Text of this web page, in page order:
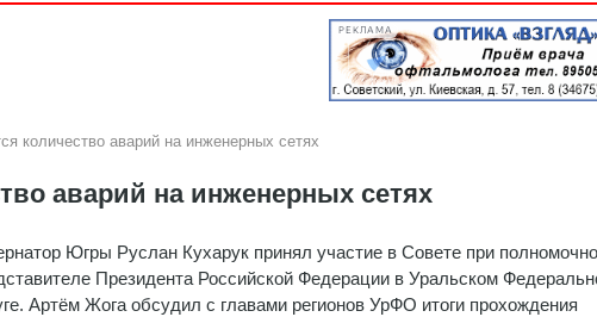
РЕКЛАМА
количество аварий на инженерных сетях
аварий на инженерных сетях
Югры Руслан Кухарук принял участие в Совете при
Президента Российской Федерации в Уральском
Артём Жога обсудил с главами регионов УрФО итоги прохождения